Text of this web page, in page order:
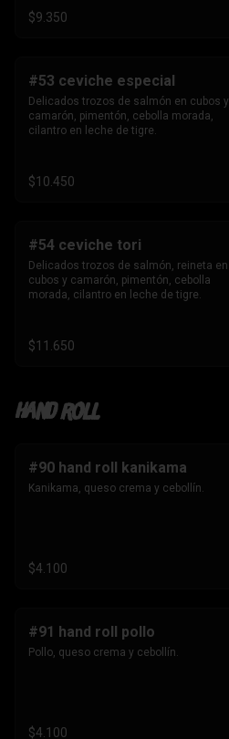
$9.350
#53 ceviche especial
Delicados trozos de salmón en cubos y
camarón, pimentón, cebolla morada,
cilantro en leche de tigre.
$10.450
#54 ceviche tori
Delicados trozos de salmón, reineta en
cubos y camarón, pimentón, cebolla
morada, cilantro en leche de tigre.
$11.650
Hand roll
#90 hand roll kanikama
Kanikama, queso crema y cebollín.
$4.100
#91 hand roll pollo
Pollo, queso crema y cebollín.
$4.100